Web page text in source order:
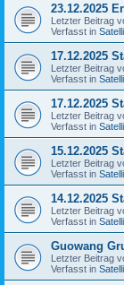
23.12.2025
Letzter Beitrag
Verfasst in
17.12.2025
Letzter Beitrag
Verfasst in
17.12.2025
Letzter Beitrag
Verfasst in
15.12.2025
Letzter Beitrag
Verfasst in
14.12.2025
Letzter Beitrag
Verfasst in
Guowang
Letzter Beitrag
Verfasst in